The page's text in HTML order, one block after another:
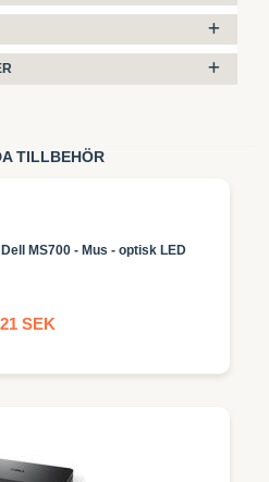
TILLBEHÖR
Dell MS700 - Mus - optisk LED
SEK